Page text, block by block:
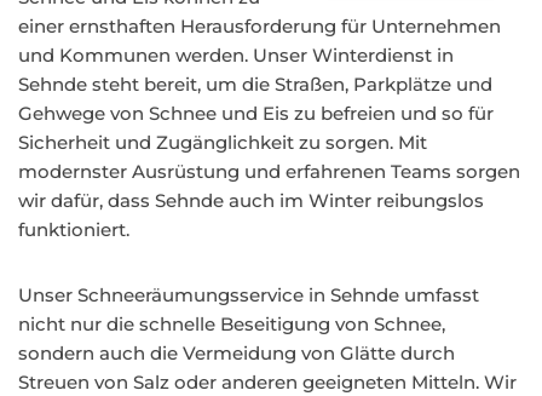
einer ernsthaften Herausforderung für Unternehmen
und Kommunen werden. Unser Winterdienst in
Sehnde steht bereit, um die Straßen, Parkplätze und
Gehwege von Schnee und Eis zu befreien und so für
Sicherheit und Zugänglichkeit zu sorgen. Mit
modernster Ausrüstung und erfahrenen Teams sorgen
wir dafür, dass Sehnde auch im Winter reibungslos
funktioniert.
Unser Schneeräumungsservice in Sehnde umfasst
nicht nur die schnelle Beseitigung von Schnee,
sondern auch die Vermeidung von Glätte durch
Streuen von Salz oder anderen geeigneten Mitteln. Wir